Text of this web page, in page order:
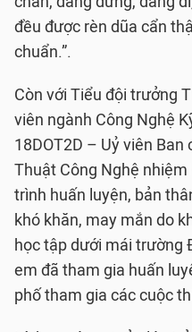
đều được rèn dũa cẩn
chuẩn.”.
Còn với Tiểu đội trưởng
viên ngành Công Nghệ
18DOT2D – Uỷ viên
Thuật Công Nghệ nhiệm
trình huấn luyện, bản
khó khăn, may mắn do
học tập dưới mái trường
em đã tham gia huấn
phố tham gia các cuộc